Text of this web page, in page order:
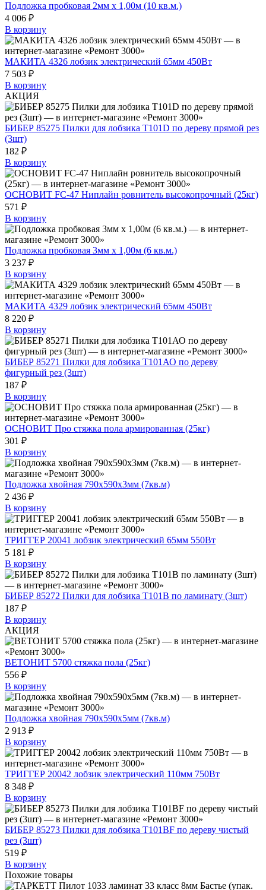
Подложка пробковая 2мм х 1,00м (10 кв.м.)
4 006 ₽
В корзину
МАКИТА 4326 лобзик электрический 65мм 450Вт
7 503 ₽
В корзину
АКЦИЯ
БИБЕР 85275 Пилки для лобзика T101D по дереву прямой рез
(3шт)
182 ₽
В корзину
ОСНОВИТ FC-47 Ниплайн ровнитель высокопрочный (25кг)
571 ₽
В корзину
Подложка пробковая 3мм х 1,00м (6 кв.м.)
3 237 ₽
В корзину
МАКИТА 4329 лобзик электрический 65мм 450Вт
8 220 ₽
В корзину
БИБЕР 85271 Пилки для лобзика T101АО по дереву
фигурный рез (3шт)
187 ₽
В корзину
ОСНОВИТ Про стяжка пола армированная (25кг)
301 ₽
В корзину
Подложка хвойная 790х590х3мм (7кв.м)
2 436 ₽
В корзину
ТРИГГЕР 20041 лобзик электрический 65мм 550Вт
5 181 ₽
В корзину
БИБЕР 85272 Пилки для лобзика T101B по ламинату (3шт)
187 ₽
В корзину
АКЦИЯ
ВЕТОНИТ 5700 стяжка пола (25кг)
556 ₽
В корзину
Подложка хвойная 790х590х5мм (7кв.м)
2 913 ₽
В корзину
ТРИГГЕР 20042 лобзик электрический 110мм 750Вт
8 348 ₽
В корзину
БИБЕР 85273 Пилки для лобзика Т101ВF по дереву чистый
рез (3шт)
519 ₽
В корзину
Похожие товары